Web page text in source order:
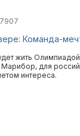
7907
Команда-
жить
Марибор, для
интереса.